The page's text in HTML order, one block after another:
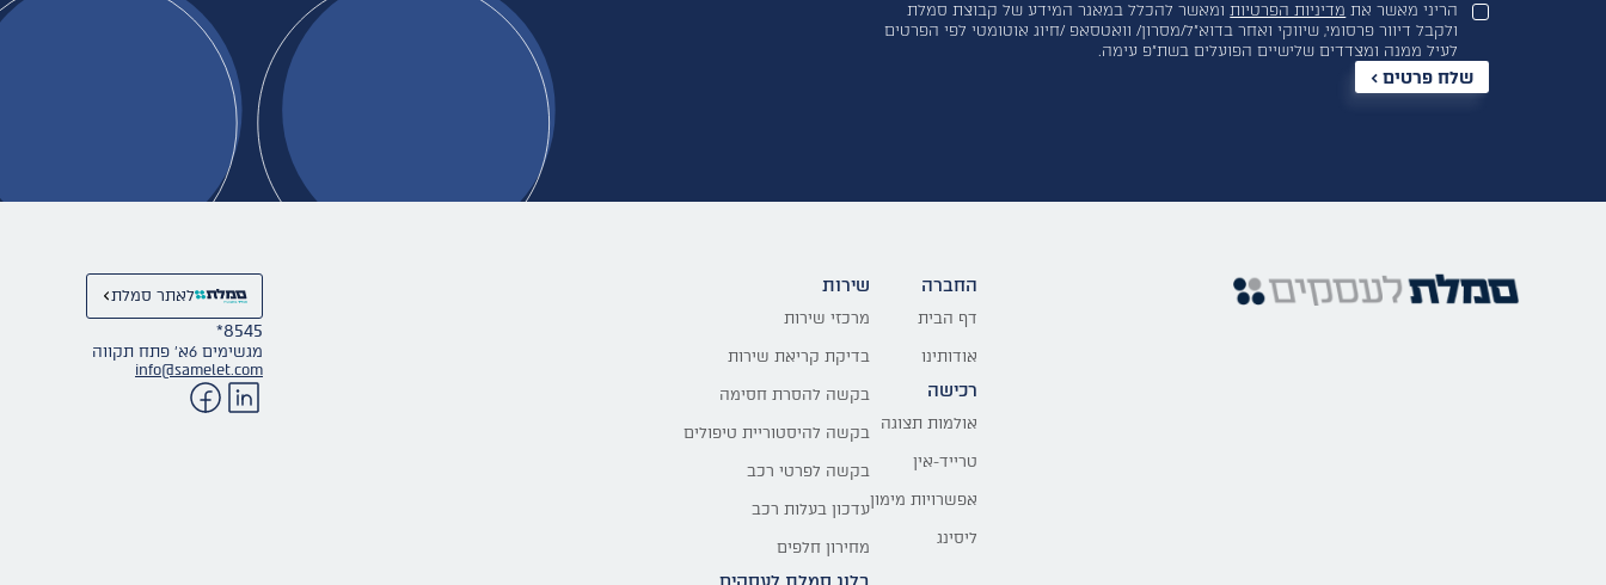
הריני מאשר את מדיניות הפרטיותומאשר להכלל במאגר המידע של קבוצת סמלת
ולקבל דיוור פרסומי, שיווקי ואחר בדוא”ל/מסרון/ וואטסאפ /חיוג אוטומטי לפי הפרטים
לעיל ממנה ומצדדים שלישיים הפועלים בשת”פ עימה.
החברה
דף הבית
אודותינו
רכישה
אולמות תצוגה
טרייד-אין
אפשרויות מימון
ליסינג
שירות
מרכזי שירות
בדיקת קריאת שירות
בקשה להסרת חסימה
בקשה להיסטוריית טיפולים
בקשה לפרטי רכב
עדכון בעלות רכב
מחירון חלפים
*8545
מגשימים 6א׳ פתח תקווה
info@samelet.com
לאתר סמלת